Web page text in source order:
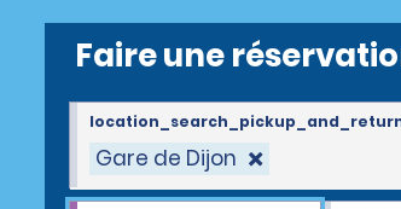
Faire une
Gare de Dijon